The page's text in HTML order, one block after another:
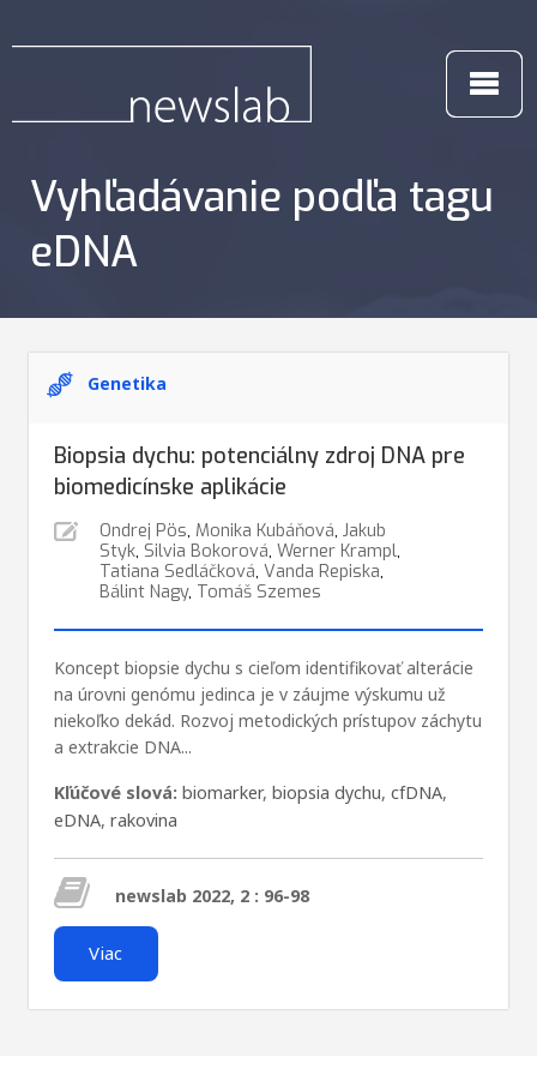
Vyhľadávanie podľa tagu
eDNA
Genetika
Biopsia dychu: potenciálny zdroj DNA pre
biomedicínske aplikácie
Ondrej Pös, Monika Kubáňová, Jakub
Styk, Silvia Bokorová, Werner Krampl,
Tatiana Sedláčková, Vanda Repiska,
Bálint Nagy, Tomáš Szemes
Koncept biopsie dychu s cieľom identifikovať alterácie
na úrovni genómu jedinca je v záujme výskumu už
niekoľko dekád. Rozvoj metodických prístupov záchytu
a extrakcie DNA...
Kľúčové slová: biomarker, biopsia dychu, cfDNA,
eDNA, rakovina
newslab 2022, 2 : 96-98
Viac